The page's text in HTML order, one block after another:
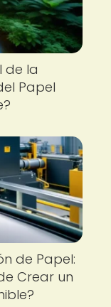
de la
Papel
de Papel:
Crear un